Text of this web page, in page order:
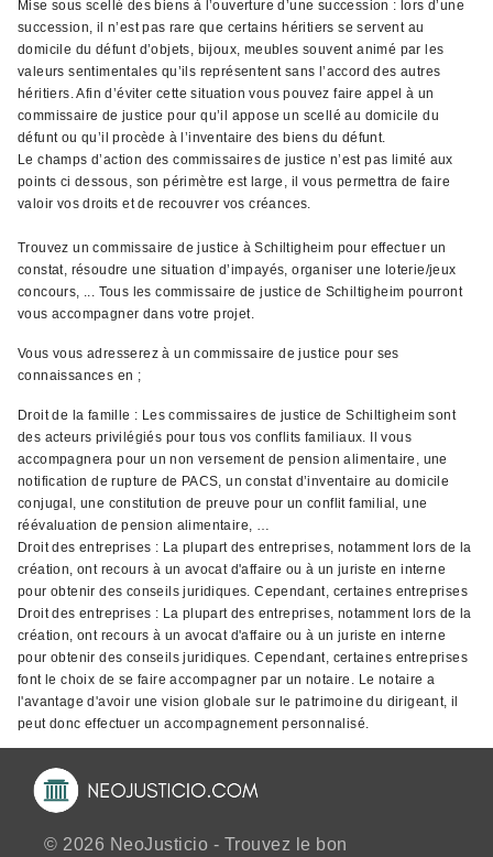
Mise sous scellé des biens à l’ouverture d’une succession : lors d’une
succession, il n’est pas rare que certains héritiers se servent au
domicile du défunt d’objets, bijoux, meubles souvent animé par les
valeurs sentimentales qu’ils représentent sans l’accord des autres
héritiers. Afin d’éviter cette situation vous pouvez faire appel à un
commissaire de justice pour qu’il appose un scellé au domicile du
défunt ou qu’il procède à l’inventaire des biens du défunt.
Le champs d’action des commissaires de justice n’est pas limité aux
points ci dessous, son périmètre est large, il vous permettra de faire
valoir vos droits et de recouvrer vos créances.
Trouvez un commissaire de justice à Schiltigheim pour effectuer un
constat, résoudre une situation d’impayés, organiser une loterie/jeux
concours, ... Tous les commissaire de justice de Schiltigheim pourront
vous accompagner dans votre projet.
Vous vous adresserez à un commissaire de justice pour ses
connaissances en ;
Droit de la famille : Les commissaires de justice de Schiltigheim sont
des acteurs privilégiés pour tous vos conflits familiaux. Il vous
accompagnera pour un non versement de pension alimentaire, une
notification de rupture de PACS, un constat d’inventaire au domicile
conjugal, une constitution de preuve pour un conflit familial, une
réévaluation de pension alimentaire, …
Droit des entreprises : La plupart des entreprises, notamment lors de la
création, ont recours à un avocat d'affaire ou à un juriste en interne
pour obtenir des conseils juridiques. Cependant, certaines entreprises
Droit des entreprises : La plupart des entreprises, notamment lors de la
création, ont recours à un avocat d'affaire ou à un juriste en interne
pour obtenir des conseils juridiques. Cependant, certaines entreprises
font le choix de se faire accompagner par un notaire. Le notaire a
l'avantage d'avoir une vision globale sur le patrimoine du dirigeant, il
peut donc effectuer un accompagnement personnalisé.
© 2026 NeoJusticio - Trouvez le bon